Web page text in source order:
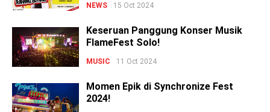
NEWS 15 Oct 2024
Keseruan Panggung Konser Musik
FlameFest Solo!
MUSIC 11 Oct 2024
Momen Epik di Synchronize Fest
2024!